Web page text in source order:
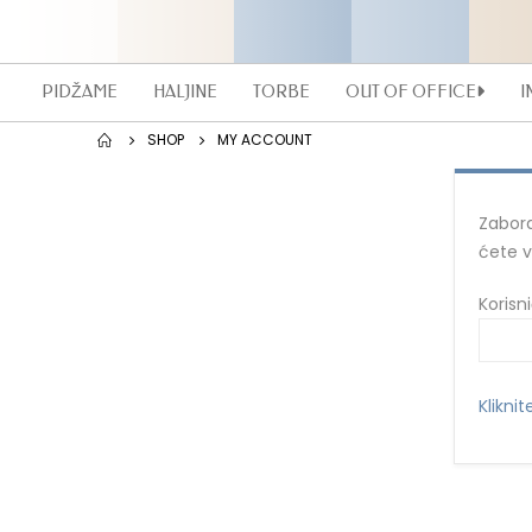
PIDŽAME HALJINE TORBE OUT OF OFFICE
SHOP MY ACCOUNT
ćete